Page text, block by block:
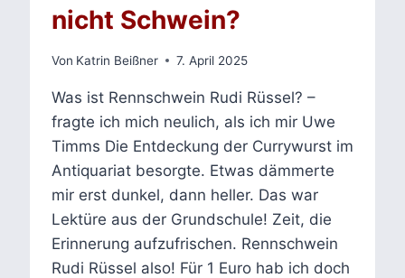
nicht Schwein?
Von Katrin Beißner 7. April 2025
Was ist Rennschwein Rudi Rüssel? –
fragte ich mich neulich, als ich mir Uwe
Timms Die Entdeckung der Currywurst im
Antiquariat besorgte. Etwas dämmerte
mir erst dunkel, dann heller. Das war
Lektüre aus der Grundschule! Zeit, die
Erinnerung aufzufrischen. Rennschwein
Rudi Rüssel also! Für 1 Euro hab ich doch